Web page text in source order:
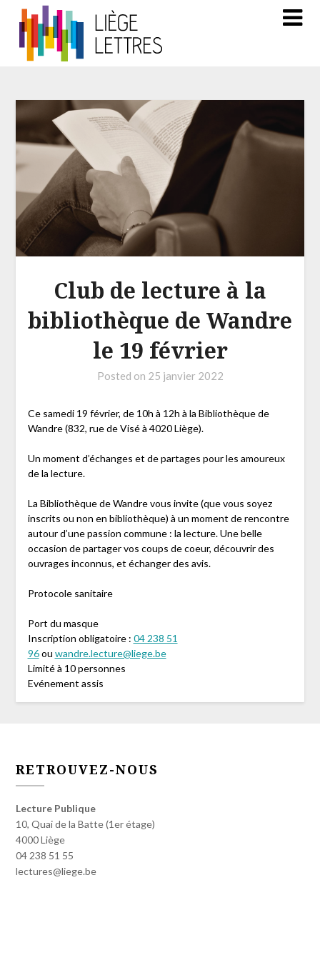
Club de lecture à la
bibliothèque de Wandre
le 19 février
Posted on 25 janvier 2022
Ce samedi 19 février, de 10h à 12h à la Bibliothèque de
Wandre (832, rue de Visé à 4020 Liège).
Un moment d’échanges et de partages pour les amoureux
de la lecture.
La Bibliothèque de Wandre vous invite (que vous soyez
inscrits ou non en bibliothèque) à un moment de rencontre
autour d’une passion commune : la lecture. Une belle
occasion de partager vos coups de coeur, découvrir des
ouvrages inconnus, et échanger des avis.
Protocole sanitaire
Port du masque
Inscription obligatoire : 04 238 51
96ou wandre.lecture@liege.be
Limité à 10 personnes
Evénement assis
RETROUVEZ-NOUS
Lecture Publique
10, Quai de la Batte (1er étage)
4000 Liège
04 238 51 55
lectures@liege.be